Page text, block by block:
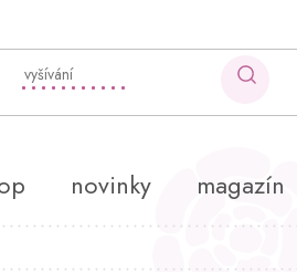
novinky magazín